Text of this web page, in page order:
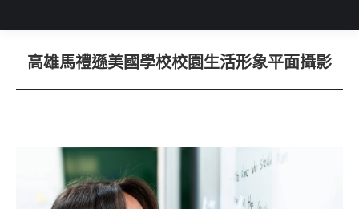
You are here:
高雄馬禮遜美國學校校園生活形象平面攝影